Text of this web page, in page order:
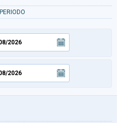
PERIODO